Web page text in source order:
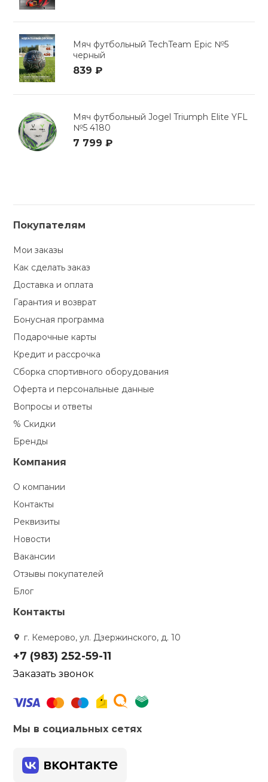
Мяч футбольный TechTeam Epic №5
черный
839 ₽
Мяч футбольный Jogel Triumph Elite YFL
№5 4180
7 799 ₽
Покупателям
Мои заказы
Как сделать заказ
Доставка и оплата
Гарантия и возврат
Бонусная программа
Подарочные карты
Кредит и рассрочка
Сборка спортивного оборудования
Оферта и персональные данные
Вопросы и ответы
% Скидки
Бренды
Компания
О компании
Контакты
Реквизиты
Новости
Вакансии
Отзывы покупателей
Блог
Контакты
г. Кемерово, ул. Дзержинского, д. 10
+7 (983) 252-59-11
Заказать звонок
Мы в социальных сетях